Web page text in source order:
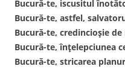
Bucură-te, iscusitul
Bucură-te, astfel,
Bucură-te, credincioșie
Bucură-te, înțelepciunea
Bucură-te, stricarea